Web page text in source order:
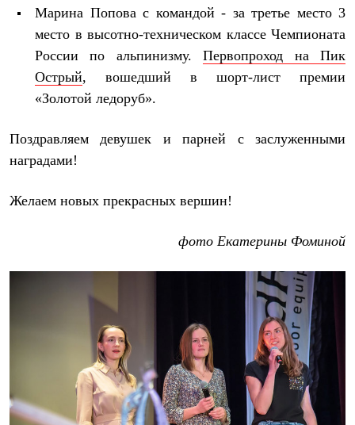
Аксессуары для рюкзаков
Спальные мешки
Пуховые
Комбинированные
С синтетическим утеплителем
Аксессуары для спальников
Кошельки
Гермомешки
Книги
Сапоги
Гамаши и бахилы
Бахилы
Тапочки и чуни
Марина Попова с командой - за третье место 3
место в высотно-техническом классе Чемпионата
России по альпинизму.Первопроход на Пик
Острый, вошедший в шорт-лист премии
«Золотой ледоруб».
Поздравляем девушек и парней с заслуженными
наградами!
Желаем новых прекрасных вершин!
фото Екатерины Фоминой